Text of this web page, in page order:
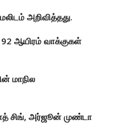
அறிவித்தது.
ஆயிரம் வாக்குகள்
மாநில
சிங், அர்ஜூன் முண்டா